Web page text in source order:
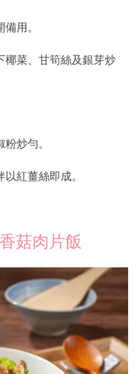
用。
椰菜、甘筍絲及銀芽炒
炒勻。
紅薑絲即成。
菇肉片飯